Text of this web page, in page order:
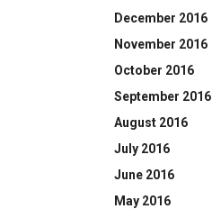
December 2016
November 2016
October 2016
September 2016
August 2016
July 2016
June 2016
May 2016